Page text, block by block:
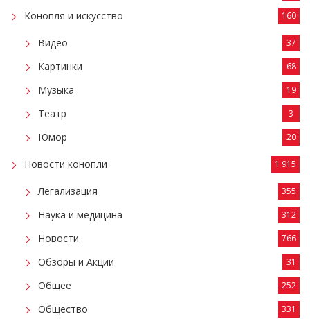
Конопля и искусство 160
Видео 37
Картинки 68
Музыка 19
Театр 3
Юмор 20
Новости конопли 1 915
Легализация 355
Наука и медицина 312
Новости 766
Обзоры и Акции 31
Общее 252
Общество 331